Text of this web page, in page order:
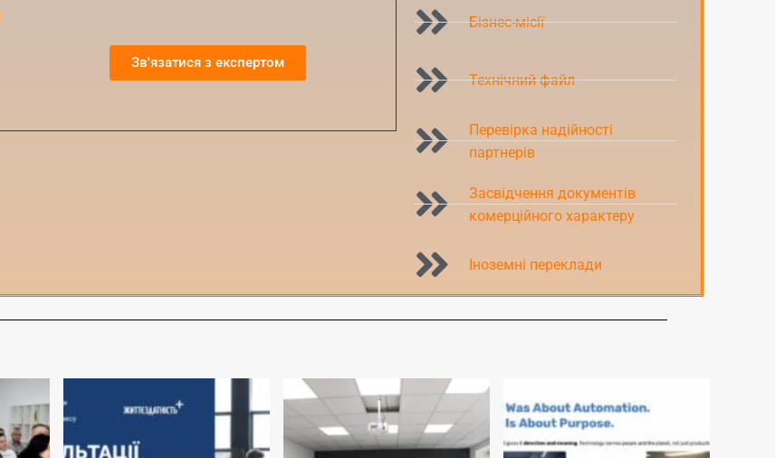
Зв'язатися з експертом
Бізнес-місії
Технічний файл
Перевірка надійності
партнерів
Засвідчення документів
комерційного характеру
Іноземні переклади